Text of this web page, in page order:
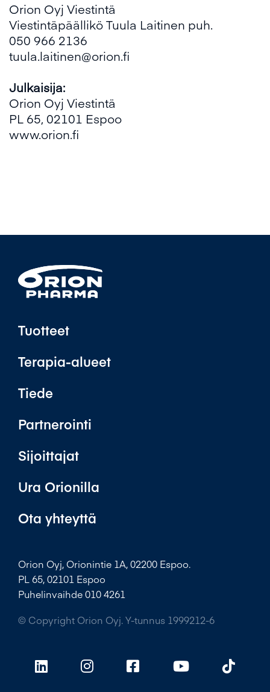
Orion Oyj Viestintä
Viestintäpäällikö Tuula Laitinen puh.
050 966 2136
tuula.laitinen@orion.fi
Julkaisija:
Orion Oyj Viestintä
PL 65, 02101 Espoo
www.orion.fi
Tuotteet
Terapia-alueet
Tiede
Partnerointi
Sijoittajat
Ura Orionilla
Ota yhteyttä
Orion Oyj, Orionintie 1A, 02200 Espoo.
PL 65, 02101 Espoo
Puhelinvaihde 010 4261
© Copyright Orion Oyj. Y-tunnus 1999212-6